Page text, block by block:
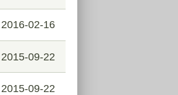
2016-02-16
2015-09-22
2015-09-22